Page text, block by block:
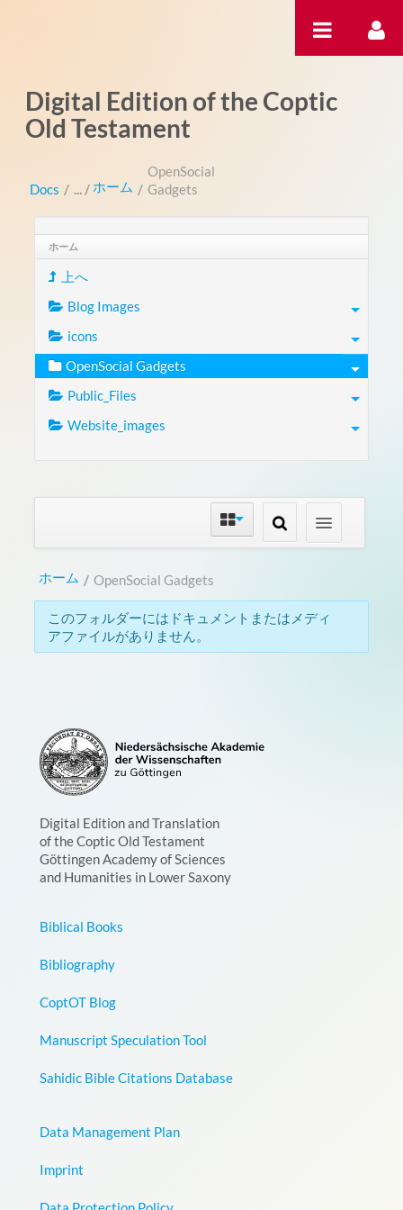
Digital Edition of the Coptic
Old Testament
Docs / ホーム /
OpenSocial
Gadgets
ホーム
上へ
Blog Images
icons
OpenSocial Gadgets
Public_Files
Website_images
ホーム / OpenSocial Gadgets
このフォルダーにはドキュメントまたはメディ
アファイルがありません。
Digital Edition and Translation
of the Coptic Old Testament
Göttingen Academy of Sciences
and Humanities in Lower Saxony
Biblical Books
Bibliography
CoptOT Blog
Manuscript Speculation Tool
Sahidic Bible Citations Database
Data Management Plan
Imprint